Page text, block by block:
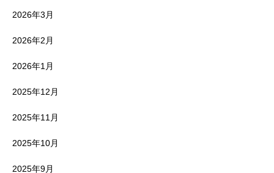
2026年3月
2026年2月
2026年1月
2025年12月
2025年11月
2025年10月
2025年9月